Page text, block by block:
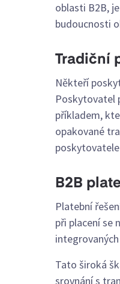
oblasti B2B,
budoucnosti
Tradiční
Někteří
Poskytovatel
příkladem,
opakované
B2B
Platební
při placení se
Tato široká
srovnání s